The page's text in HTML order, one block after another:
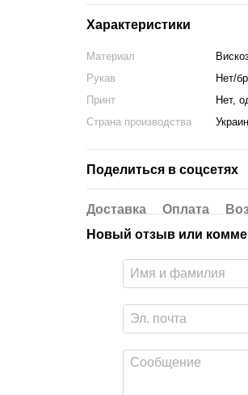
Характеристики
Материал
Рукав
Нет/
Принт
Нет,
Страна производства
Поделиться в соцсетях
Доставка Оплата
Новый отзыв или